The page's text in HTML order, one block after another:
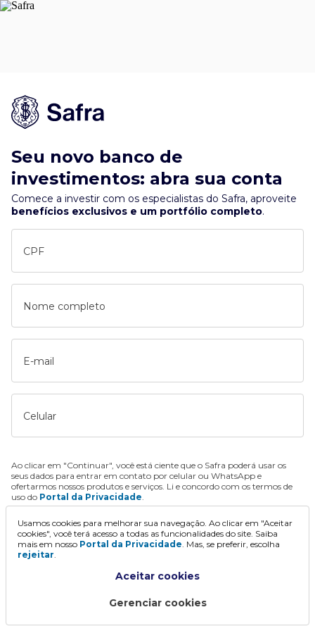
Seu novo banco de
investimentos: abra sua conta
Comece a investir com os especialistas do Safra, aproveite
benefícios exclusivos e um portfólio completo.
CPF
Nome completo
E-mail
Celular
Ao clicar em "Continuar", você está ciente que o Safra poderá usar os
seus dados para entrar em contato por celular ou WhatsApp e
ofertarmos nossos produtos e serviços. Li e concordo com os termos de
uso do Portal da Privacidade.
Continuar
Usamos cookies para melhorar sua navegação. Ao clicar em "Aceitar
cookies", você terá acesso a todas as funcionalidades do site. Saiba
mais em nosso Portal da Privacidade. Mas, se preferir, escolha
rejeitar.
Aceitar cookies
Gerenciar cookies